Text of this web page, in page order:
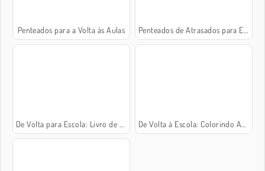
Penteados para a Volta às Aulas Penteados de Atrasados para Escola
De Volta para Escola: Livro de Colorir De Volta à Escola: Colorindo Animais